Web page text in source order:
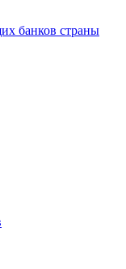
банков страны